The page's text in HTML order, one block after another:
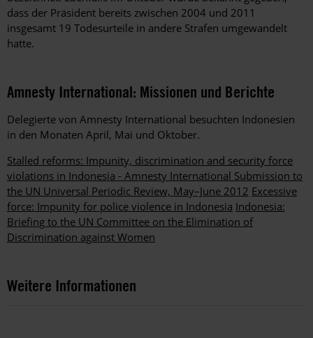
dass der Präsident bereits zwischen 2004 und 2011
insgesamt 19 Todesurteile in andere Strafen umgewandelt
hatte.
Amnesty International: Missionen und Berichte
Delegierte von Amnesty International besuchten Indonesien
in den Monaten April, Mai und Oktober.
Stalled reforms: Impunity, discrimination and security force
violations in Indonesia - Amnesty International Submission to
the UN Universal Periodic Review, May–June 2012 Excessive
force: Impunity for police violence in Indonesia Indonesia:
Briefing to the UN Committee on the Elimination of
Discrimination against Women
Weitere Informationen